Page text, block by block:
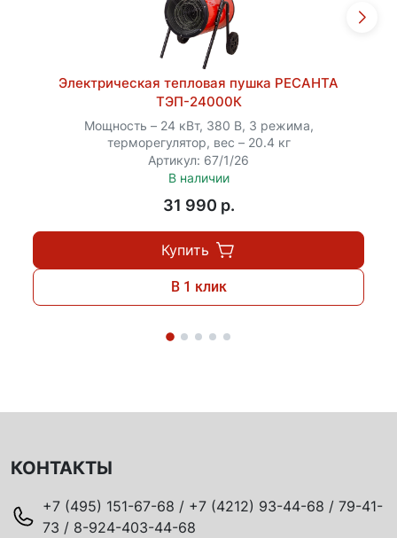
Электрическая тепловая пушка РЕСАНТА
ТЭП-24000К
Мощность – 24 кВт, 380 В, 3 режима,
терморегулятор, вес – 20.4 кг
Артикул: 67/1/26
В наличии
31 990 p.
Купить
В 1 клик
КОНТАКТЫ
+7 (495) 151-67-68 / +7 (4212) 93-44-68 / 79-41-
73 / 8-924-403-44-68